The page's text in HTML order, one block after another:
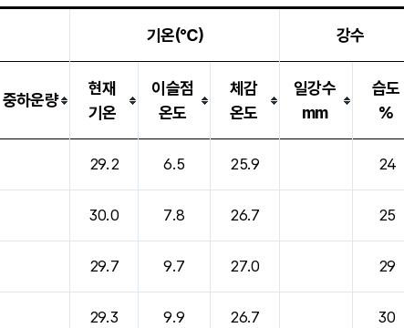
기온(℃) 강수
중하운량
현재
기온
이슬점
온도
체감
온도
일강수
mm
습도
%
29.2 6.5 25.9 24
30.0 7.8 26.7 25
29.7 9.7 27.0 29
29.3 9.9 26.7 30